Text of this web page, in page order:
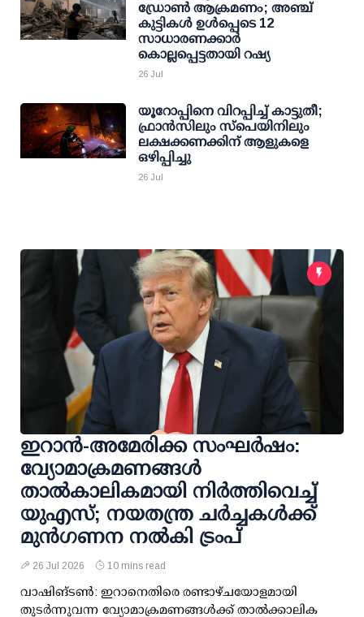
ഡ്രോൺ ആക്രമണം; അഞ്ച്
കുട്ടികൾ ഉൾപ്പെടെ 12
സാധാരണക്കാർ
കൊല്ലപ്പെട്ടതായി റഷ്യ
26 Jul
യൂറോപ്പിനെ വിറപ്പിച്ച് കാട്ടുതീ;
ഫ്രാൻസിലും സ്പെയിനിലും
ലക്ഷക്കണക്കിന് ആളുകളെ
ഒഴിപ്പിച്ചു
26 Jul
ഇറാൻ-അമേരിക്ക സംഘർഷം:
വ്യോമാക്രമണങ്ങൾ
താൽകാലികമായി നിർത്തിവെച്ച്
യുഎസ്; നയതന്ത്ര ചർച്ചകൾക്ക്
മുൻഗണന നൽകി ട്രംപ്
26 Jul 2026 10 mins read
വാഷിങ്ടൺ: ഇറാനെതിരെ രണ്ടാഴ്ചയോളമായി
തുടർന്നുവന്ന വ്യോമാക്രമണങ്ങൾക്ക് താൽക്കാലിക